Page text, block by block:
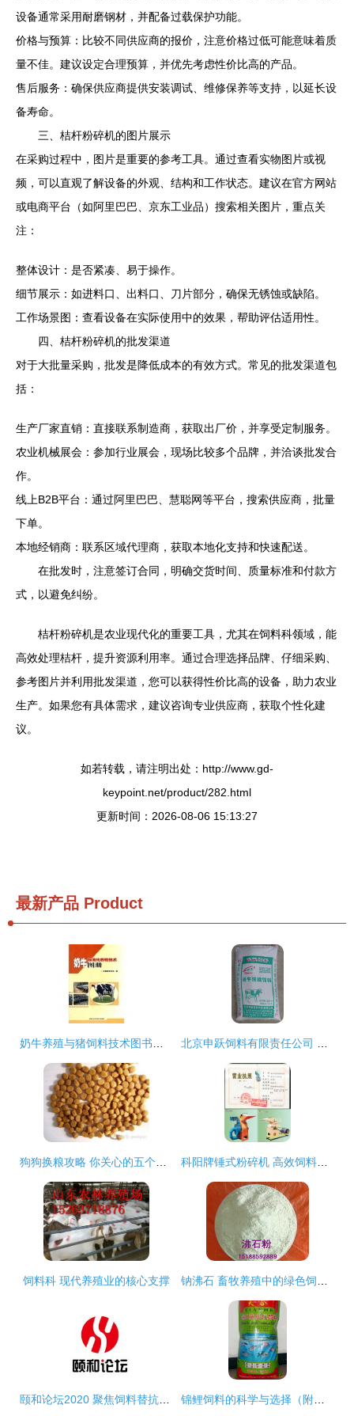
设备通常采用耐磨钢材，并配备过载保护功能。
价格与预算：比较不同供应商的报价，注意价格过低可能意味着质
量不佳。建议设定合理预算，并优先考虑性价比高的产品。
售后服务：确保供应商提供安装调试、维修保养等支持，以延长设
备寿命。
三、桔杆粉碎机的图片展示
在采购过程中，图片是重要的参考工具。通过查看实物图片或视
频，可以直观了解设备的外观、结构和工作状态。建议在官方网站
或电商平台（如阿里巴巴、京东工业品）搜索相关图片，重点关
注：
整体设计：是否紧凑、易于操作。
细节展示：如进料口、出料口、刀片部分，确保无锈蚀或缺陷。
工作场景图：查看设备在实际使用中的效果，帮助评估适用性。
四、桔杆粉碎机的批发渠道
对于大批量采购，批发是降低成本的有效方式。常见的批发渠道包
括：
生产厂家直销：直接联系制造商，获取出厂价，并享受定制服务。
农业机械展会：参加行业展会，现场比较多个品牌，并洽谈批发合
作。
线上B2B平台：通过阿里巴巴、慧聪网等平台，搜索供应商，批量
下单。
本地经销商：联系区域代理商，获取本地化支持和快速配送。
在批发时，注意签订合同，明确交货时间、质量标准和付款方
式，以避免纠纷。
桔杆粉碎机是农业现代化的重要工具，尤其在饲料科领域，能
高效处理桔杆，提升资源利用率。通过合理选择品牌、仔细采购、
参考图片并利用批发渠道，您可以获得性价比高的设备，助力农业
生产。如果您有具体需求，建议咨询专业供应商，获取个性化建
议。
如若转载，请注明出处：http://www.gd-
keypoint.net/product/282.html
更新时间：2026-08-06 15:13:27
最新产品 Product
饲料科 现代养殖业的核心支撑